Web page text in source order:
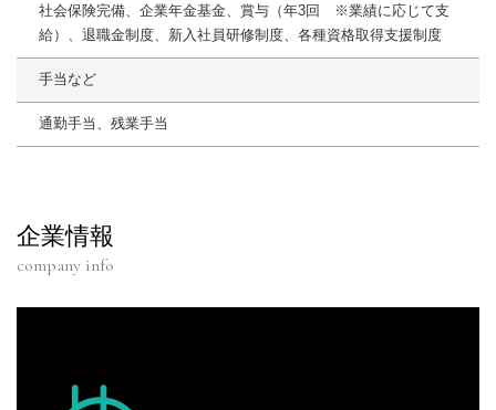
社会保険完備、企業年金基金、賞与（年3回 ※業績に応じて支
給）、退職金制度、新入社員研修制度、各種資格取得支援制度
手当など
通勤手当、残業手当
企業情報
company info